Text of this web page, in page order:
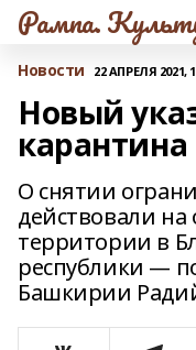
Рампа.
Новости 22 АПРЕЛЯ 2021,
Новый
карантина
О снятии
действовали
территории в
республики —
Башкирии